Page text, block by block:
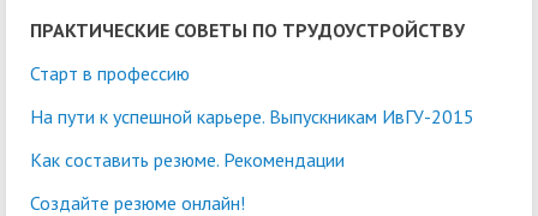
ПРАКТИЧЕСКИЕ СОВЕТЫ ПО ТРУДОУСТРОЙСТВУ
Старт в профессию
На пути к успешной карьере. Выпускникам ИвГУ-2015
Как составить резюме. Рекомендации
Создайте резюме онлайн!